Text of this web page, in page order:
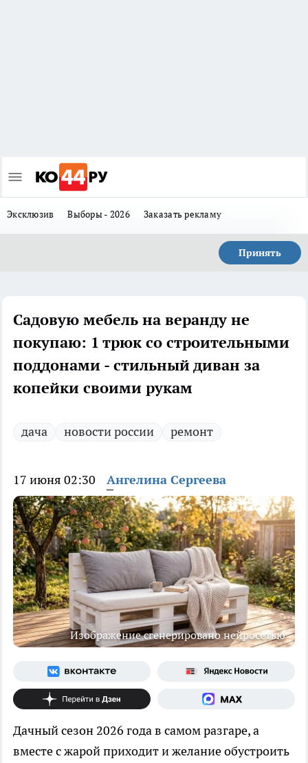
Эксклюзив Выборы - 2026 Заказать рекламу
Принять
Садовую мебель на веранду не
покупаю: 1 трюк со строительными
поддонами - стильный диван за
копейки своими рукам
дача новости россии ремонт
17 июня 02:30 Ангелина Сергеева
Изображение сгенерировано нейросетью
Дачный сезон 2026 года в самом разгаре, а
вместе с жарой приходит и желание обустроить